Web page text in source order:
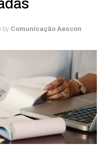
by Comunicação Aescon